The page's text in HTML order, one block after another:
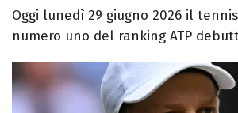
Oggi lunedì 29 giugno 2026 il
numero uno del ranking ATP